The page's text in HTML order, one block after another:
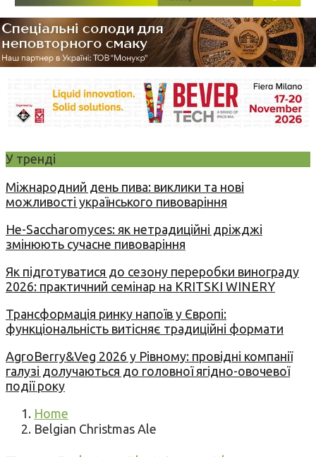
У тренді
Міжнародний день пива: виклики та нові
можливості українського пивоваріння
Не-Saccharomyces: як нетрадиційні дріжджі
змінюють сучасне пивоваріння
Як підготуватися до сезону переробки винограду
2026: практичний семінар на KRITSKI WINERY
Трансформація ринку напоїв у Європі:
функціональність витісняє традиційні формати
AgroBerry&Veg 2026 у Рівному: провідні компанії
галузі долучаються до головної ягідно-овочевої
події року
Home
Belgian Christmas Ale